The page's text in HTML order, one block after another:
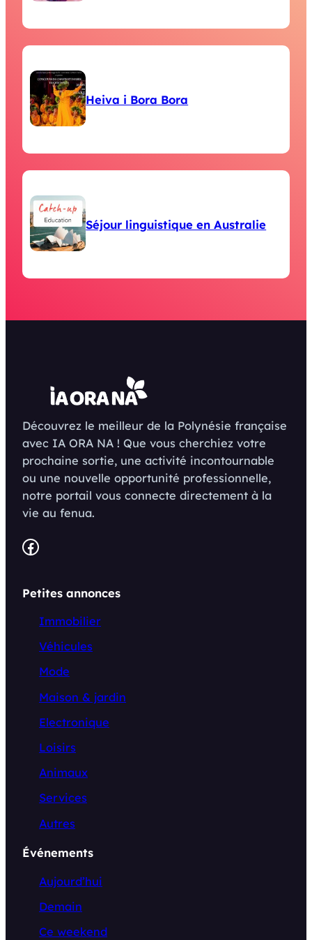
Heiva i Bora Bora
Séjour linguistique en Australie
Découvrez le meilleur de la Polynésie française
avec IA ORA NA ! Que vous cherchiez votre
prochaine sortie, une activité incontournable
ou une nouvelle opportunité professionnelle,
notre portail vous connecte directement à la
vie au fenua.
Facebook
Petites annonces
Immobilier
Véhicules
Mode
Maison & jardin
Electronique
Loisirs
Animaux
Services
Autres
Événements
Aujourd’hui
Demain
Ce weekend